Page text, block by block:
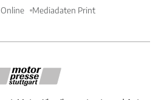
Mediadaten Print